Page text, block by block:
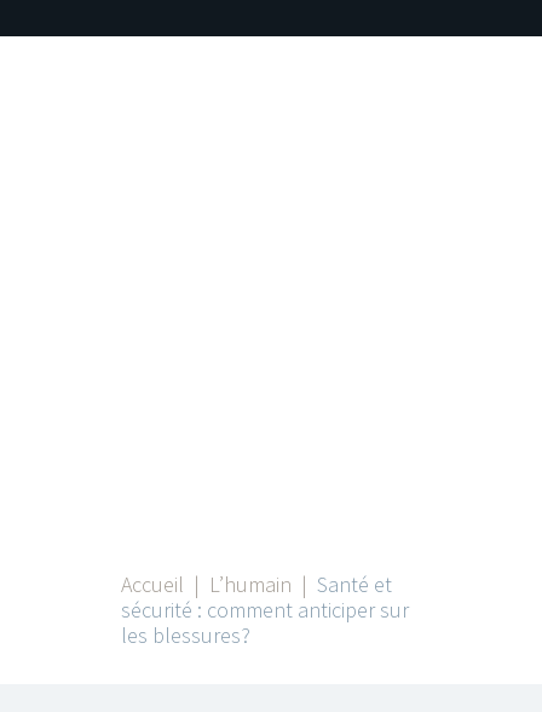
Accueil | l’humain | Santé et
sécurité : comment anticiper sur
les blessures?